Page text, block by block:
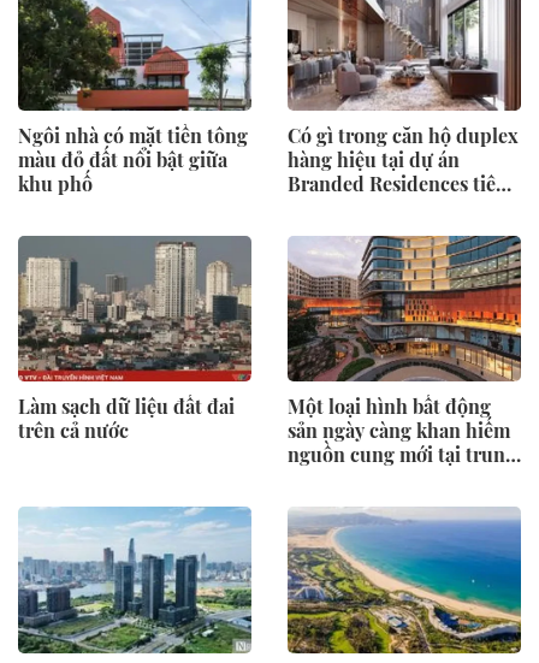
Ngôi nhà có mặt tiền tông
màu đỏ đất nổi bật giữa
khu phố
Có gì trong căn hộ duplex
hàng hiệu tại dự án
Branded Residences tiên
Làm sạch dữ liệu đất đai
trên cả nước
Một loại hình bất động
sản ngày càng khan hiếm
nguồn cung mới tại trung